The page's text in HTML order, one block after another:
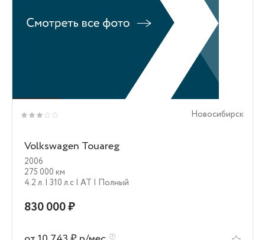
Новосибирск
Volkswagen Touareg
2006
275 000 км
4.2 л. | 310 л.c | AT | Полный
830 000 ₽